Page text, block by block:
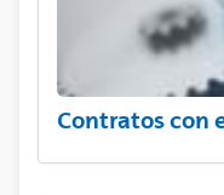
Contratos con